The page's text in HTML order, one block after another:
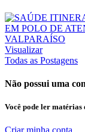
Visualizar
Todas as Postagens
Não possui uma
Você pode ler